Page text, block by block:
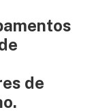
de